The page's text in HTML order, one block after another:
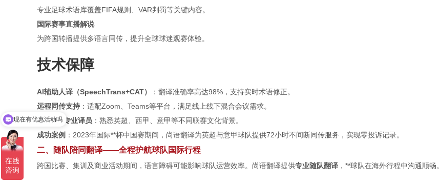
专业足球术语库覆盖FIFA规则、VAR判罚等关键内容。
国际赛事直播解说
为跨国转播提供多语言同传，提升全球球迷观赛体验。
技术保障
AI辅助人译（SpeechTrans+CAT）
：翻译准确率高达98%，支持实时术语修正。
远程同传支持 ：适配Zoom、Teams等平台，满足线上线下混合会议需求。
30+足球专业译员 ：熟悉英超、西甲、意甲等不同联赛文化背景。
成功案例 ：2023年国际**杯中国赛期间，尚语翻译为英超与意甲球队提供72小时不间断同传服务，实现零投诉记录。
二、随队陪同翻译——全程护航球队国际行程
跨国比赛、集训及商业活动期间，语言障碍可能影响球队运营效率。尚语翻译提供专业随队翻译 ，**球队在海外行程中沟通顺畅。
现在有优惠活动吗